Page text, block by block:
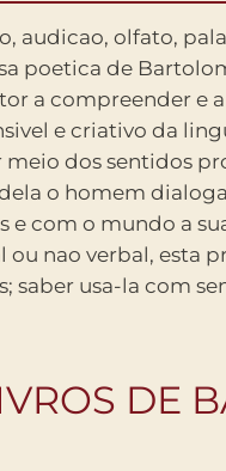
poetica de
a compreender e
e criativo da
o homem
com o mundo a sua
ou nao verbal, esta
saber usa-la com
( ) Com os olhos nos
entre pedras,
o silencio
( ) Quando alguem
( ) Em cada
DE